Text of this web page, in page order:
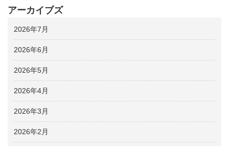
アーカイブズ
2026年7月
2026年6月
2026年5月
2026年4月
2026年3月
2026年2月